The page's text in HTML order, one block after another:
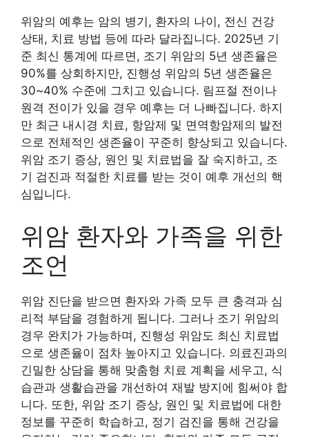
위암의 예후는 암의 병기, 환자의 나이, 전신 건강
상태, 치료 방법 등에 따라 달라집니다. 2025년 기
준 최신 통계에 따르면, 조기 위암의 5년 생존율은
90%를 상회하지만, 진행성 위암의 5년 생존율은
30~40% 수준에 그치고 있습니다. 림프절 전이나
원격 전이가 있을 경우 예후는 더 나빠집니다. 하지
만 최근 내시경 치료, 항암제 및 면역항암제의 발전
으로 전체적인 생존율이 꾸준히 향상되고 있습니다.
위암 조기 증상, 원인 및 치료법을 잘 숙지하고, 조
기 검진과 적절한 치료를 받는 것이 예후 개선의 핵
심입니다.
위암 환자와 가족을 위한
조언
위암 진단을 받으면 환자와 가족 모두 큰 충격과 심
리적 부담을 경험하게 됩니다. 그러나 조기 위암의
경우 완치가 가능하며, 진행성 위암도 최신 치료법
으로 생존율이 점차 높아지고 있습니다. 의료진과의
긴밀한 상담을 통해 맞춤형 치료 계획을 세우고, 식
습관과 생활습관을 개선하여 재발 방지에 힘써야 합
니다. 또한, 위암 조기 증상, 원인 및 치료법에 대한
정보를 꾸준히 학습하고, 정기 검진을 통해 건강을